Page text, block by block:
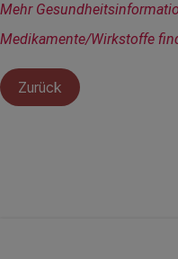
Zurück
Mehr
Medikamente/Wirkstoffe